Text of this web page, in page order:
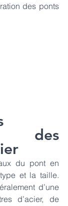
des ponts
des
du pont en
et la taille.
d’une
d’acier, de